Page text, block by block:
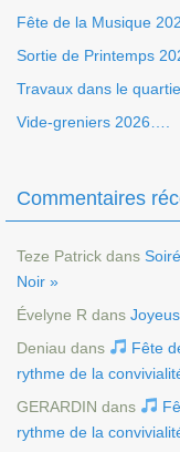
Fête de la Musique
Sortie de Printemps
Travaux dans le
Vide-greniers 2026….
Commentaires
Teze Patrick dans
Noir »
Évelyne R dans
Deniau dans
Fête
rythme de la
GERARDIN dans
rythme de la